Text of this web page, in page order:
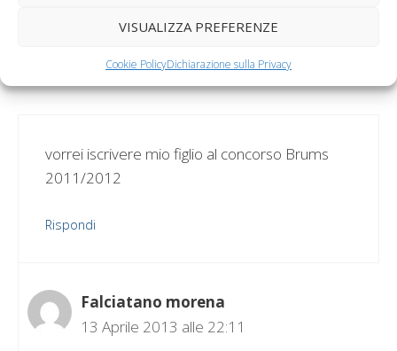
VISUALIZZA PREFERENZE
Cookie PolicyDichiarazione sulla Privacy
20 Settembre 2011 alle 15:49
vorrei iscrivere mio figlio al concorso Brums
2011/2012
Rispondi
Falciatano morena
13 Aprile 2013 alle 22:11